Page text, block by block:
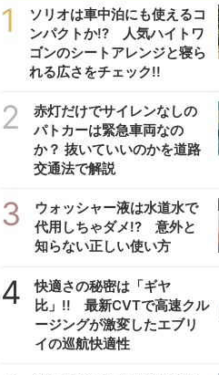
1
ソリオは車中泊にも使えるコ
ンパクトか!? 人気ハイトワ
ゴンのシートアレンジと寝ら
れる広さをチェック!!
2
赤灯だけでサイレンなしの
パトカーは緊急車両なの
か？ 抜いていいのかを道路
交通法で解説
3
ウォッシャー液は水道水で
代用しちゃダメ!? 意外と
知らない正しい使い方
4
快適さの秘密は「ギヤ
比」!! 最新CVTで高速クル
ージングが激変したエブリ
イの巡航快適性